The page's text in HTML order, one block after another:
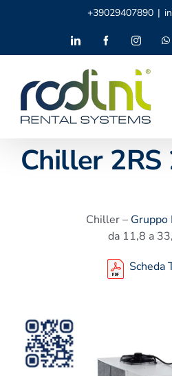
+39029407890 |
LinkedIn Facebook
Chiller 2RS
Chiller – Gruppo
da 11,8 a
Scheda